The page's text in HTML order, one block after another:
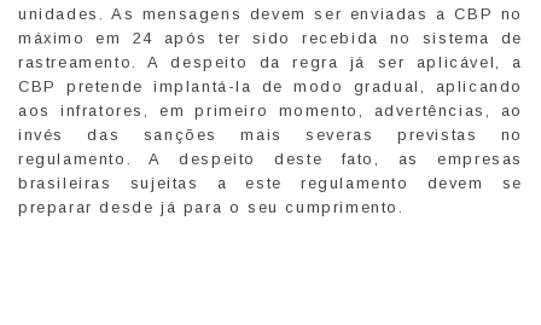
unidades. As mensagens devem ser enviadas a CBP no
máximo em 24 após ter sido recebida no sistema de
rastreamento. A despeito da regra já ser aplicável, a
CBP pretende implantá-la de modo gradual, aplicando
aos infratores, em primeiro momento, advertências, ao
invés das sanções mais severas previstas no
regulamento. A despeito deste fato, as empresas
brasileiras sujeitas a este regulamento devem se
preparar desde já para o seu cumprimento.